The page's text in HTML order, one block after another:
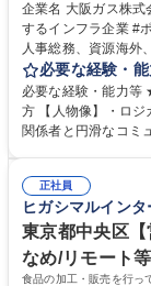
企業名 大阪ガス株式会社 求人名 【第二新卒】事務系総合
するインフラ企業 #ポテンシャル採用
人事総務、資源海外
す。 【業務内容の一
務 ■営業部門の企画スタッフ、ルー
ポジションで一定期
鑑みてジョブローテ
表するインフラ企業
必要な経験・
必要な経験・能力等
方 【人物像】・ロ
関係者と円滑なコミュニケーシ
72.html ■エネルギー
甚大化など、これま
「未来の日常」の創
す。 学歴・資格
正社員
ヒガシマルイン
東京都中央区
なめ/リモート
食品の加工・販売を行っ